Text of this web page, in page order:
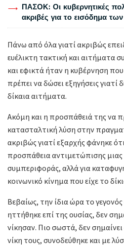
ΠΑΣΟΚ: Οι κυβερνητικές
ακριβές για το εισόδημα
Πάνω από όλα γιατί ακριβώς
ευέλικτη τακτική και αιτήματα
και εφικτά ήταν η κυβέρνηση
πρέπει να δώσει εξηγήσεις γιατί
δίκαια αιτήματα.
Ακόμη και η προσπάθειά της να
κατασταλτική λύση στην
ακριβώς γιατί εξαρχής φάνηκε
προσπάθεια αντιμετώπισης
συμπεριφοράς, αλλά για
κοινωνικό κίνημα που είχε το
Βεβαίως, την ίδια ώρα το
ηττήθηκε επί της ουσίας, δεν
νίκησαν. Πιο σωστά, δεν
νίκη τους, συνοδεύθηκε και με